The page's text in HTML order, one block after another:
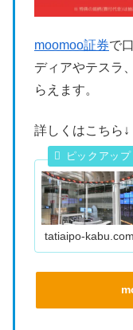
moomoo証券で
ディアやテスラ
らえます。
詳しくはこちら↓
tatiaipo-kabu.com